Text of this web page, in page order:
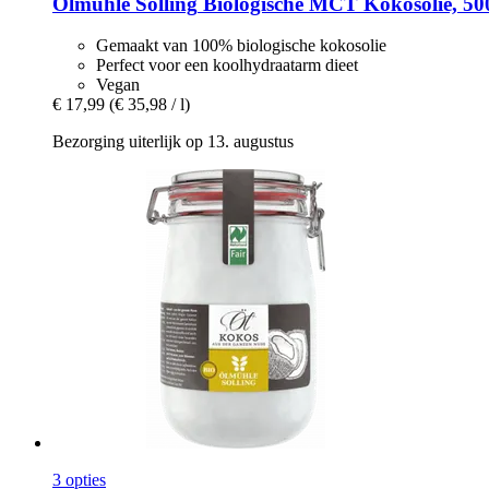
Gemaakt van 100% biologische kokosolie
Perfect voor een koolhydraatarm dieet
Vegan
€ 17,99 (€ 35,98 / l)
Bezorging uiterlijk op 13. augustus
3 opties